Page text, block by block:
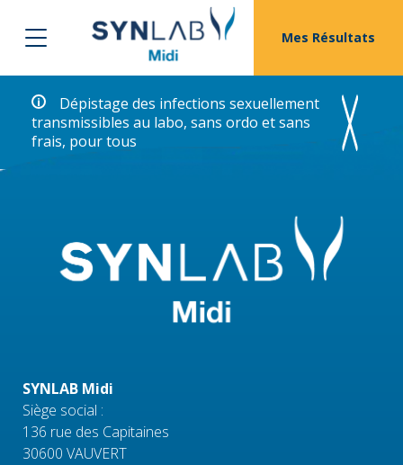
Mes Résultats
Dépistage des infections sexuellement
transmissibles au labo, sans ordo et sans
frais, pour tous
SYNLAB Midi
Siège social :
136 rue des Capitaines
30600 VAUVERT